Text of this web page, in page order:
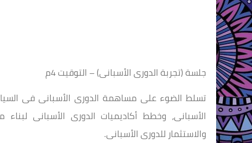
جلسة (تجربة الدورى الأسبانى) – التوقيت 4م
تسلط الضوء على مساهمة الدورى الأسبانى فى
الأسبانى، وخطط أكاديميات الدورى الأسبانى
والاستثمار للدورى الأسبانى.